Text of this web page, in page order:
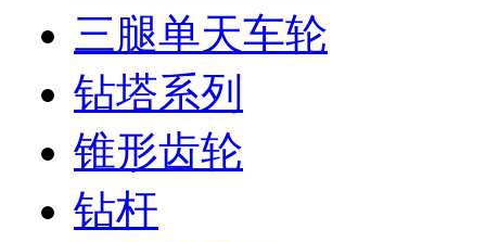
三腿单天车轮
钻塔系列
锥形齿轮
钻杆